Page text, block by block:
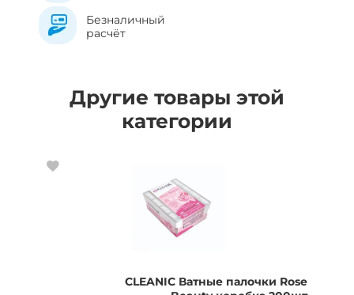
Безналичный
расчёт
Другие товары этой
категории
CLEANIC Ватные палочки Rose